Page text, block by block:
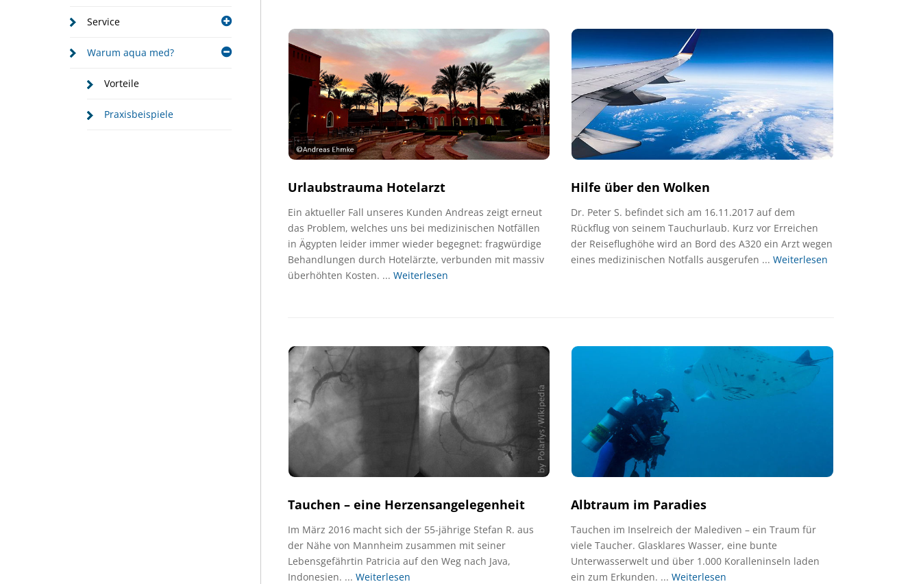
Urlaubstrauma Hotelarzt
Ein aktueller Fall unseres Kunden Andreas zeigt erneut
das Problem, welches uns bei medizinischen Notfällen
in Ägypten leider immer wieder begegnet: fragwürdige
Behandlungen durch Hotelärzte, verbunden mit massiv
überhöhten Kosten. ... Weiterlesen
Hilfe über den Wolken
Dr. Peter S. befindet sich am 16.11.2017 auf dem
Rückflug von seinem Tauchurlaub. Kurz vor Erreichen
der Reiseflughöhe wird an Bord des A320 ein Arzt wegen
eines medizinischen Notfalls ausgerufen ...Weiterlesen
Tauchen – eine Herzensangelegenheit
Im März 2016 macht sich der 55-jährige Stefan R. aus
der Nähe von Mannheim zusammen mit seiner
Lebensgefährtin Patricia auf den Weg nach Java,
Indonesien. ... Weiterlesen
Albtraum im Paradies
Tauchen im Inselreich der Malediven – ein Traum für
viele Taucher. Glasklares Wasser, eine bunte
Unterwasserwelt und über 1.000 Koralleninseln laden
ein zum Erkunden. ...Weiterlesen
Service
Warum aqua med?
Vorteile
Praxisbeispiele